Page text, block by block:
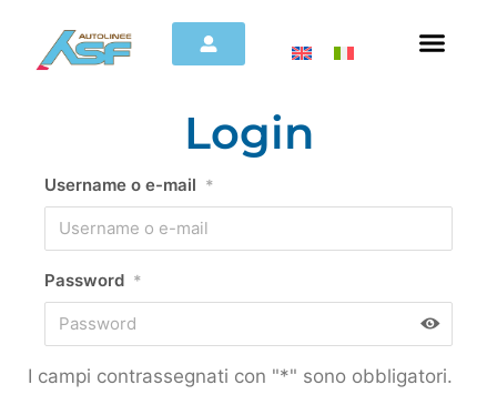
Login
Username o e-mail *
Password *
I campi contrassegnati con "*" sono obbligatori.